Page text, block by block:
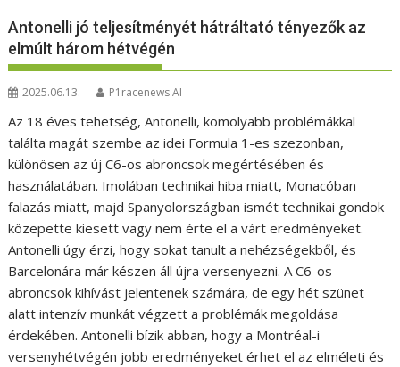
Antonelli jó teljesítményét hátráltató tényezők az
elmúlt három hétvégén
2025.06.13. P1racenews AI
Az 18 éves tehetség, Antonelli, komolyabb problémákkal
találta magát szembe az idei Formula 1-es szezonban,
különösen az új C6-os abroncsok megértésében és
használatában. Imolában technikai hiba miatt, Monacóban
falazás miatt, majd Spanyolországban ismét technikai gondok
közepette kiesett vagy nem érte el a várt eredményeket.
Antonelli úgy érzi, hogy sokat tanult a nehézségekből, és
Barcelonára már készen áll újra versenyezni. A C6-os
abroncsok kihívást jelentenek számára, de egy hét szünet
alatt intenzív munkát végzett a problémák megoldása
érdekében. Antonelli bízik abban, hogy a Montréal-i
versenyhétvégén jobb eredményeket érhet el az elméleti és